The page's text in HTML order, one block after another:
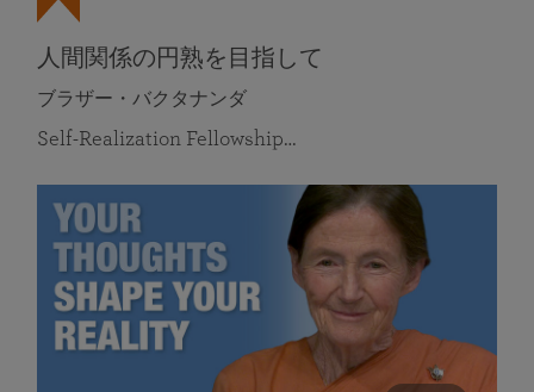
人間関係の円熟を目指して
ブラザー・バクタナンダ
Self-Realization Fellowship…